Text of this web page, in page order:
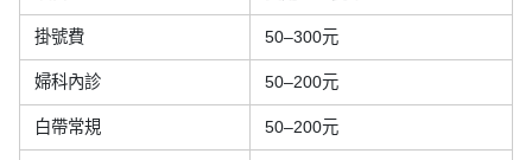
掛號費 50–300元
婦科內診 50–200元
白帶常規 50–200元